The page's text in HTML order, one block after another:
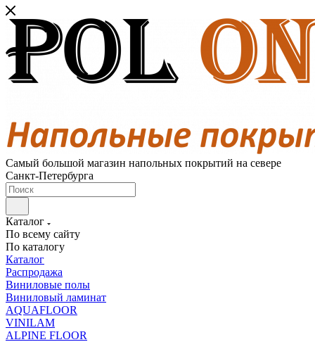
Самый большой магазин напольных покрытий на севере
Санкт-Петербурга
Каталог
По всему сайту
По каталогу
Каталог
Распродажа
Виниловые полы
Виниловый ламинат
AQUAFLOOR
VINILAM
ALPINE FLOOR